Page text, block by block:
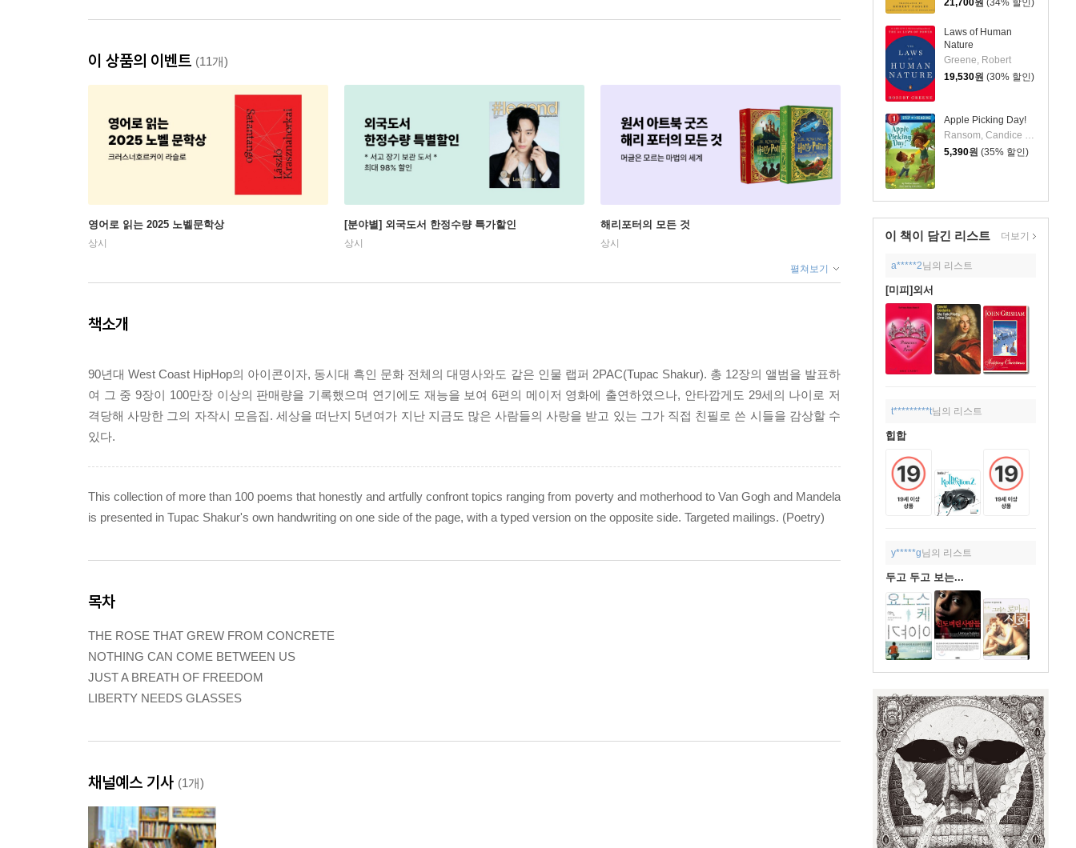
Laws of Human
Nature
Greene, Robert
19,530원 (30% 할인)
Apple Picking Day!
Ransom, Candice / Meza, Erika
5,390원 (35% 할인)
이 책이 담긴 리스트 더보기
a*****2님의 리스트
[미피]외서
t*********t님의 리스트
힙합
y*****g님의 리스트
두고 두고 보는...
이 상품의 이벤트 (11개)
영어로 읽는 2025 노벨문학상
상시
[분야별] 외국도서 한정수량 특가할인
상시
해리포터의 모든 것
상시
펼쳐보기
책소개
90년대 West Coast HipHop의 아이콘이자, 동시대 흑인 문화 전체의 대명사와도 같은 인물 랩퍼 2PAC(Tupac Shakur). 총 12장의 앨범을 발표하
여 그 중 9장이 100만장 이상의 판매량을 기록했으며 연기에도 재능을 보여 6편의 메이저 영화에 출연하였으나, 안타깝게도 29세의 나이로 저
격당해 사망한 그의 자작시 모음집. 세상을 떠난지 5년여가 지난 지금도 많은 사람들의 사랑을 받고 있는 그가 직접 친필로 쓴 시들을 감상할 수
있다.
This collection of more than 100 poems that honestly and artfully confront topics ranging from poverty and motherhood to Van Gogh and Mandela
is presented in Tupac Shakur's own handwriting on one side of the page, with a typed version on the opposite side. Targeted mailings. (Poetry)
목차
THE ROSE THAT GREW FROM CONCRETE
NOTHING CAN COME BETWEEN US
JUST A BREATH OF FREEDOM
LIBERTY NEEDS GLASSES
채널예스 기사 (1개)